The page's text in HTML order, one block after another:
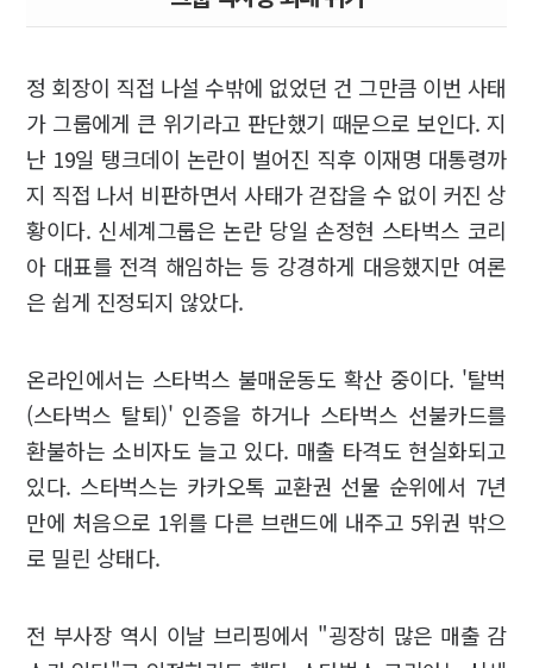
정 회장이 직접 나설 수밖에 없었던 건 그만큼 이번 사태
가 그룹에게 큰 위기라고 판단했기 때문으로 보인다. 지
난 19일 탱크데이 논란이 벌어진 직후 이재명 대통령까
지 직접 나서 비판하면서 사태가 걷잡을 수 없이 커진 상
황이다. 신세계그룹은 논란 당일 손정현 스타벅스 코리
아 대표를 전격 해임하는 등 강경하게 대응했지만 여론
은 쉽게 진정되지 않았다.
온라인에서는 스타벅스 불매운동도 확산 중이다. '탈벅
(스타벅스 탈퇴)' 인증을 하거나 스타벅스 선불카드를
환불하는 소비자도 늘고 있다. 매출 타격도 현실화되고
있다. 스타벅스는 카카오톡 교환권 선물 순위에서 7년
만에 처음으로 1위를 다른 브랜드에 내주고 5위권 밖으
로 밀린 상태다.
전 부사장 역시 이날 브리핑에서 "굉장히 많은 매출 감